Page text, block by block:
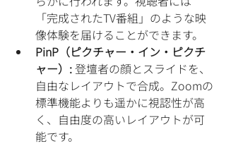
「完成されたTV番組」のような映
像体験を届けることができます。
PinP（ピクチャー・イン・ピクチ
ャー）: 登壇者の顔とスライドを、
自由なレイアウトで合成。Zoomの
標準機能よりも遥かに視認性が高
く、自由度の高いレイアウトが可
能です。